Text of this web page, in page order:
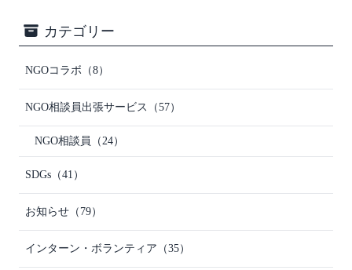
カテゴリー
NGOコラボ （8）
NGO相談員出張サービス （57）
NGO相談員 （24）
SDGs （41）
お知らせ （79）
インターン・ボランティア （35）